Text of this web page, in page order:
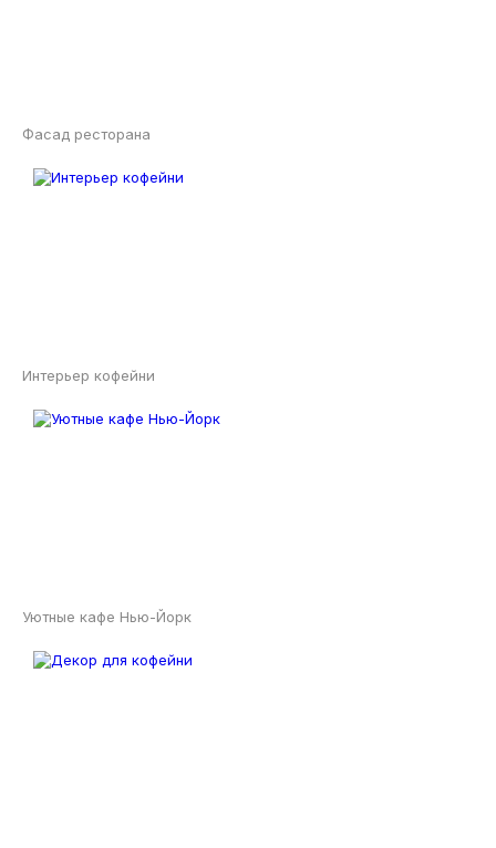
Фасад ресторана
Интерьер кофейни
Уютные кафе Нью-Йорк